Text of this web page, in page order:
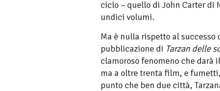
ciclo – quello di John Carter di
undici volumi.
Ma è nulla rispetto al
pubblicazione di Tarzan delle
clamoroso fenomeno che darà
ma a oltre trenta film, e
punto che ben due città,